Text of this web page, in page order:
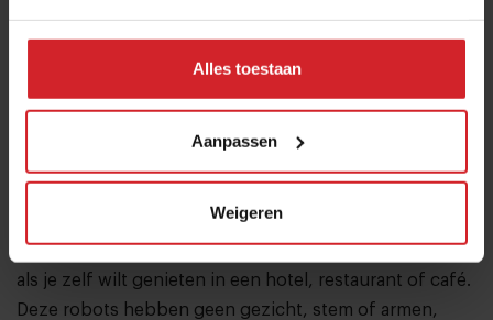
Alles toestaan
Aanpassen
Weigeren
toch een vreemd gevoel van collegialiteit voor de
stofzuig- en debrasrobots? Na lang piekeren denk ik
dat de succesfactor is dat je de apparaten af en toe op
weg ‘moet’ helpen om hun werk te doen. Deze robots
klus waarvan je weet dat veel mensen zich er te goed
voor voelen. Maar ook dat het een klus is die cruciaal is,
als je zelf wilt genieten in een hotel, restaurant of café.
Deze robots hebben geen gezicht, stem of armen,